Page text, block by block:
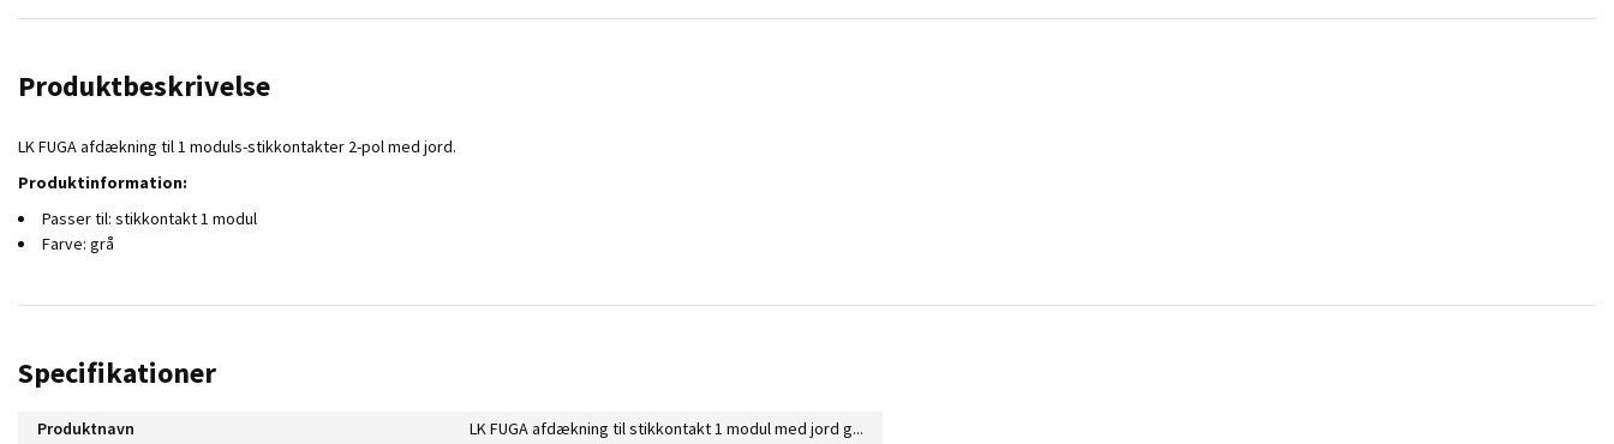
Produktbeskrivelse
LK FUGA afdækning til 1 moduls-stikkontakter 2-pol med jord.
Produktinformation:
Passer til: stikkontakt 1 modul
Farve: grå
Specifikationer
Produktnavn
LK FUGA afdækning til stikkontakt 1 modul med jord grå